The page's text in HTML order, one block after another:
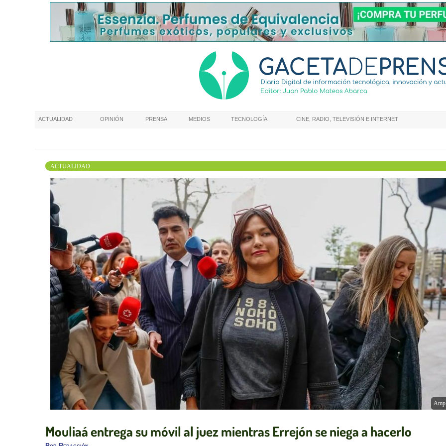
ACTUALIDAD OPINIÓN PRENSA MEDIOS TECNOLOGÍA CINE, RADIO, TELEVISIÓN E INTERNET
ACTUALIDAD
Mouliaá entrega su móvil al juez mientras Errejón se niega a hacerlo